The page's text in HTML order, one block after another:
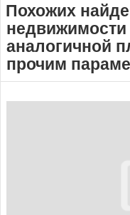
Похожих
аналогичной
прочим